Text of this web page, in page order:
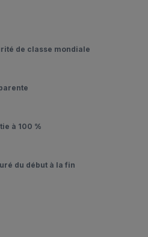
de classe mondiale
à 100 %
du début à la fin